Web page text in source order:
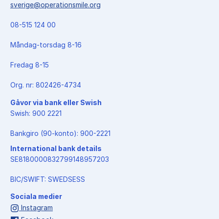
sverige@operationsmile.org
08-515 124 00
Måndag-torsdag 8-16
Fredag 8-15
Org. nr: 802426-4734
Gåvor via bank eller Swish
Swish: 900 2221
Bankgiro (90-konto): 900-2221
International bank details
SE8180000832799148957203
BIC/SWIFT: SWEDSESS
Sociala medier
Instagram